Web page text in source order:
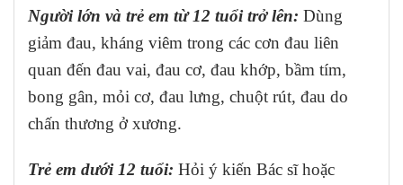
Người lớn và trẻ em từ 12 tuổi trở lên: Dùng
giảm đau, kháng viêm trong các cơn đau liên
quan đến đau vai, đau cơ, đau khớp, bầm tím,
bong gân, mỏi cơ, đau lưng, chuột rút, đau do
chấn thương ở xương.
Trẻ em dưới 12 tuổi: Hỏi ý kiến Bác sĩ hoặc